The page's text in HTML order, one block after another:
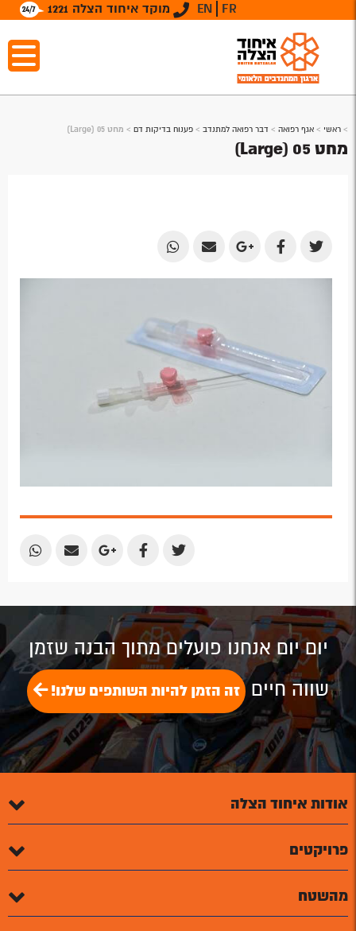
מוקד איחוד הצלה 1221 EN FR
> ראשי > אגף רפואה > דבר רפואה למתנדב > פענוח בדיקות דם > מחט 05 (Large)
מחט 05 (Large)
Share
on
Share
on
Share
on
Share
by
Share
by
Share
Share
Share
Share
Share
יום יום אנחנו פועלים מתוך הבנה שזמן
שווה חיים זה הזמן להיות השותפים שלנו!
אודות איחוד הצלה
פרויקטים
מהשטח